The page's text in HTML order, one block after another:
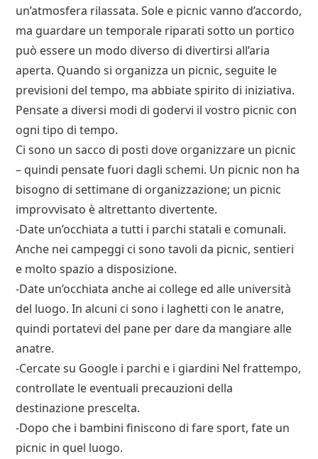
un’atmosfera rilassata. Sole e picnic vanno d’accordo,
ma guardare un temporale riparati sotto un portico
può essere un modo diverso di divertirsi all’aria
aperta. Quando si organizza un picnic, seguite le
previsioni del tempo, ma abbiate spirito di iniziativa.
Pensate a diversi modi di godervi il vostro picnic con
ogni tipo di tempo.
Ci sono un sacco di posti dove organizzare un picnic
– quindi pensate fuori dagli schemi. Un picnic non ha
bisogno di settimane di organizzazione; un picnic
improvvisato è altrettanto divertente.
-Date un’occhiata a tutti i parchi statali e comunali.
Anche nei campeggi ci sono tavoli da picnic, sentieri
e molto spazio a disposizione.
-Date un’occhiata anche ai college ed alle università
del luogo. In alcuni ci sono i laghetti con le anatre,
quindi portatevi del pane per dare da mangiare alle
anatre.
-Cercate su Google i parchi e i giardini Nel frattempo,
controllate le eventuali precauzioni della
destinazione prescelta.
-Dopo che i bambini finiscono di fare sport, fate un
picnic in quel luogo.